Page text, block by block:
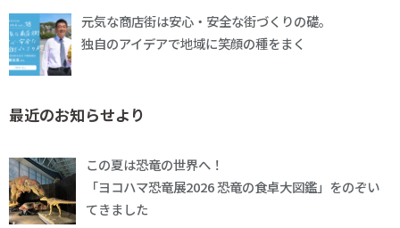
元気な商店街は安心・安全な街づくりの礎。
独自のアイデアで地域に笑顔の種をまく
最近のお知らせより
この夏は恐竜の世界へ！
「ヨコハマ恐竜展2026 恐竜の食卓大図鑑」をのぞい
てきました